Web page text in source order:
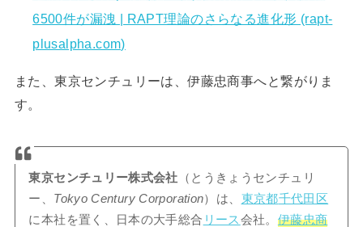
6500件が漏洩 | RAPT理論のさらなる進化形 (rapt-
plusalpha.com)
また、東京センチュリーは、伊藤忠商事へと繋がりま
す。
東京センチュリー株式会社 （とうきょうセンチュリ
ー、 Tokyo Century Corporation）は、 東京都千代田区
に本社を置く、日本の大手総合 リース会社。 伊藤忠商